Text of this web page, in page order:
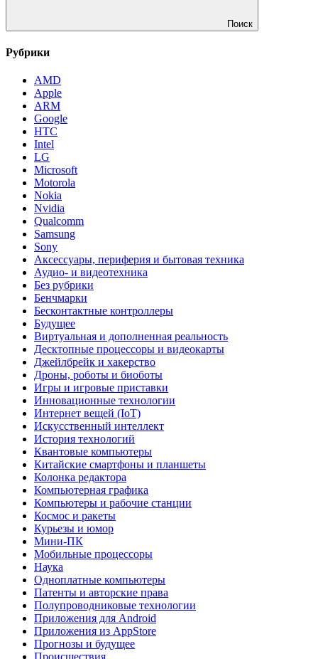
Поиск
Рубрики
AMD
Apple
ARM
Google
HTC
Intel
LG
Microsoft
Motorola
Nokia
Nvidia
Qualcomm
Samsung
Sony
Аксессуары, периферия и бытовая техника
Аудио- и видеотехника
Без рубрики
Бенчмарки
Бесконтактные контроллеры
Будущее
Виртуальная и дополненная реальность
Десктопные процессоры и видеокарты
Джейлбрейк и хакерство
Дроны, роботы и биоботы
Игры и игровые приставки
Инновационные технологии
Интернет вещей (IoT)
Искусственный интеллект
История технологий
Квантовые компьютеры
Китайские смартфоны и планшеты
Колонка редактора
Компьютерная графика
Компьютеры и рабочие станции
Космос и ракеты
Курьезы и юмор
Мини-ПК
Мобильные процессоры
Наука
Одноплатные компьютеры
Патенты и авторские права
Полупроводниковые технологии
Приложения для Android
Приложения из AppStore
Прогнозы и будущее